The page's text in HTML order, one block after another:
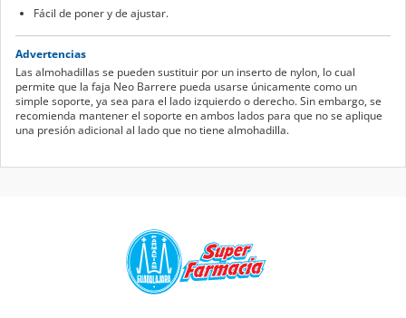
Fácil de poner y de ajustar.
Advertencias
Las almohadillas se pueden sustituir por un inserto de nylon, lo cual
permite que la faja Neo Barrere pueda usarse únicamente como un
simple soporte, ya sea para el lado izquierdo o derecho. Sin embargo, se
recomienda mantener el soporte en ambos lados para que no se aplique
una presión adicional al lado que no tiene almohadilla.